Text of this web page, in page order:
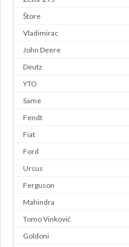
Štore
Vladimirac
John Deere
Deutz
YTO
Same
Fendt
Fiat
Ford
Ursus
Ferguson
Mahindra
Tomo Vinković
Goldoni